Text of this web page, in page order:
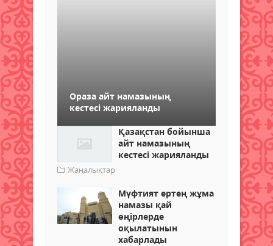
Ораза айт намазының
кестесі жарияланды
Қазақстан бойынша
айт намазының
кестесі жарияланды
Жаңалықтар
Мүфтият ертең жұма
намазы қай
өңірлерде
оқылатынын
хабарлады